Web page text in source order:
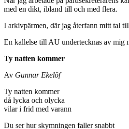
med en dikt, ibland till och med flera.
I arkivpärmen, där jag återfann mitt tal
En kallelse till AU undertecknas av mig
Ty natten kommer
Av Gunnar Ekelöf
Ty natten kommer
då lycka och olycka
vilar i frid med varann
Du ser hur skymningen faller snabbt